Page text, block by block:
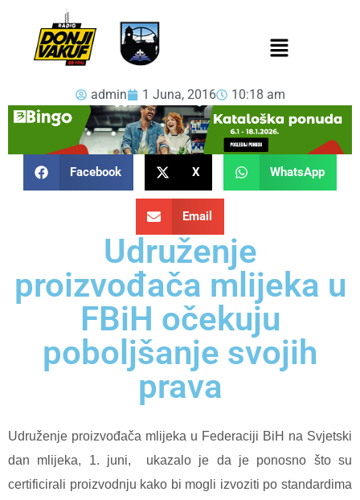
admin 1 Juna, 2016 10:18 am
Facebook X WhatsApp
Email
Udruženje
proizvođača mlijeka u
FBiH očekuju
poboljšanje svojih
prava
Udruženje proizvođača mlijeka u Federaciji BiH na Svjetski
dan mlijeka, 1. juni,
ukazalo je da je ponosno što su
certificirali proizvodnju kako bi mogli izvoziti po standardima